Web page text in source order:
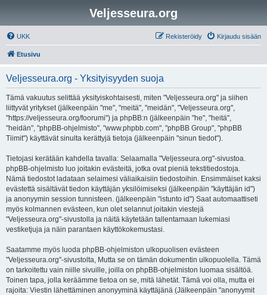
Veljesseura.org
UKK Kirjaudu sisään
Rekisteröidy
Etusivu
Veljesseura.org - Yksityisyyden suoja
Tämä vakuutus selittää yksityiskohtaisesti, miten "Veljesseura.org" ja siihen
liittyvät yritykset (jälkeenpäin "me", "meitä", "meidän", "Veljesseura.org",
"https://veljesseura.org/foorumi") ja phpBB:n (jälkeenpäin "he", "heitä",
"heidän", "phpBB-ohjelmisto", "www.phpbb.com", "phpBB Group", "phpBB
Tiimit") käyttävät sinulta kerättyjä tietoja (jälkeenpäin "sinun tiedot").
Tietojasi kerätään kahdella tavalla: Selaamalla "Veljesseura.org"-sivustoa.
phpBB-ohjelmisto luo joitakin evästeitä, jotka ovat pieniä tekstitiedostoja.
Nämä tiedostot ladataan selaimesi väliaikaisiin tiedostoihin. Ensimmäiset kaksi
evästettä sisältävät tiedon käyttäjän yksilöimiseksi (jälkeenpäin "käyttäjän id")
ja anonyymin session tunnisteen. (jälkeenpäin "istunto id") Saat automaattiseti
myös kolmannen evästeen, kun olet selannut joitakin viestejä
"Veljesseura.org"-sivustolla ja näitä käytetään tallentamaan lukemiasi
vestiketjuja ja näin parantaen käyttökokemustasi.
Saatamme myös luoda phpBB-ohjelmiston ulkopuolisen evästeen
"Veljesseura.org"-sivustolta, Mutta se on tämän dokumentin ulkopuolella. Tämä
on tarkoitettu vain niille sivuille, joilla on phpBB-ohjelmiston luomaa sisältöä.
Toinen tapa, jolla keräämme tietoa on se, mitä lähetät. Tämä voi olla, mutta ei
rajoita: Viestin lähettäminen anonyyminä käyttäjänä (Jälkeenpäin "anonyymit